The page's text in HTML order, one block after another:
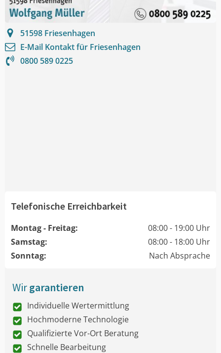
51598 Friesenhagen
E-Mail Kontakt für Friesenhagen
0800 589 0225
Telefonische Erreichbarkeit
Montag - Freitag:
08:00 - 19:00 Uhr
Samstag:
08:00 - 18:00 Uhr
Sonntag:
Nach Absprache
Wirgarantieren
Individuelle Wertermittlung
Hochmoderne Technologie
Qualifizierte Vor-Ort Beratung
Schnelle Bearbeitung